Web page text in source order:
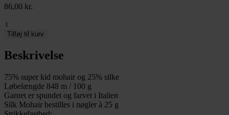
86,00 kr.
Silk
Mohair
30
antal
Tilføj til kurv
Beskrivelse
75% super kid mohair og 25% silke
Løbelængde 848 m / 100 g
Garnet er spundet og farvet i Italien
Silk Mohair bestilles i nøgler à 25 g